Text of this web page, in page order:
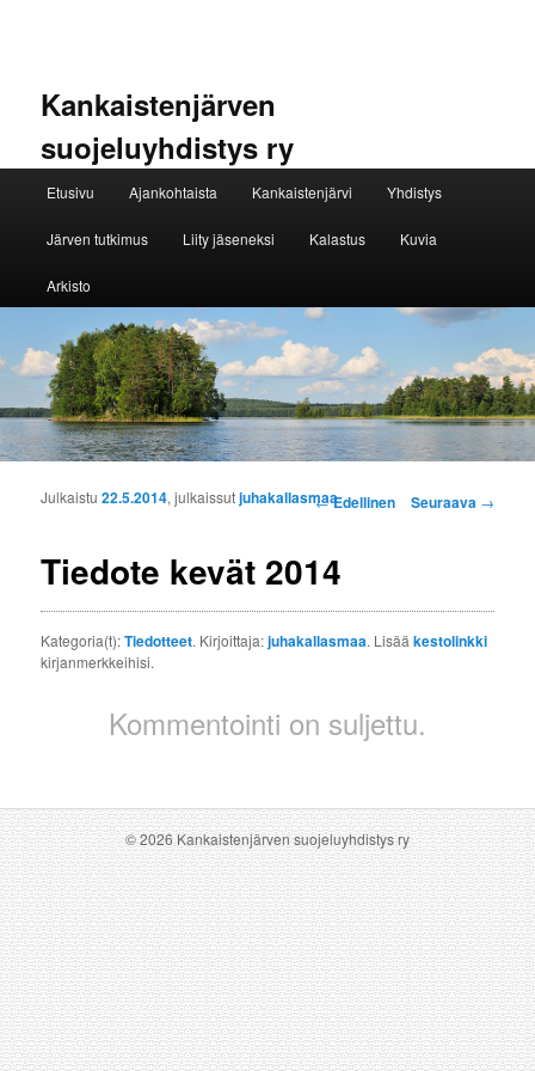
Kankaistenjärven
suojeluyhdistys ry
Siirry sisältöön
Siirry toissijaiseen sisältöön
Etusivu Ajankohtaista Kankaistenjärvi Yhdistys
Järven tutkimus Liity jäseneksi Kalastus Kuvia
Arkisto
Artikkelien selaus
←Edellinen Seuraava →
Tiedote kevät 2014
Julkaistu22.5.2014, julkaissutjuhakallasmaa
Kategoria(t):Tiedotteet. Kirjoittaja:juhakallasmaa. Lisääkestolinkki
kirjanmerkkeihisi.
Kommentointi on suljettu.
© 2026 Kankaistenjärven suojeluyhdistys ry